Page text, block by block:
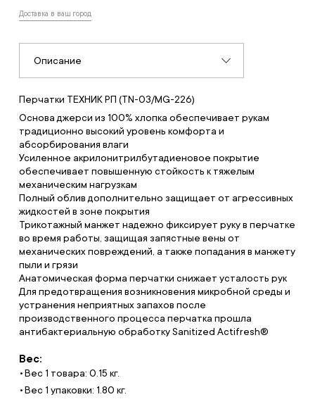
Доставка в ваш город
Описание
Перчатки ТЕХНИК РП (TN-03/MG-226)
Основа джерси из 100% хлопка обеспечивает рукам
традиционно высокий уровень комфорта и
абсорбирования влаги
Усиленное акрилонитрилбутадиеновое покрытие
обеспечивает повышенную стойкость к тяжелым
механическим нагрузкам
Полный облив дополнительно защищает от агрессивных
жидкостей в зоне покрытия
Трикотажный манжет надежно фиксирует руку в перчатке
во время работы, защищая запястные вены от
механических повреждений, а также попадания в манжету
пыли и грязи
Анатомическая форма перчатки снижает усталость рук
Для предотвращения возникновения микробной среды и
устранения неприятных запахов после
производственного процесса перчатка прошла
антибактериальную обработку Sanitized Actifresh®
Вес:
Вес 1 товара: 0.15 кг.
Вес 1 упаковки: 1.80 кг.